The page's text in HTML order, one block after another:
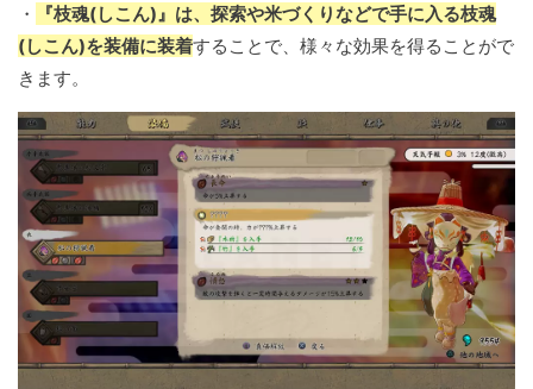
・
『枝魂(しこん)』は、探索や米づくりなどで手に入る枝魂
(しこん)を装備に装着することで、様々な効果を得ることがで
きます。